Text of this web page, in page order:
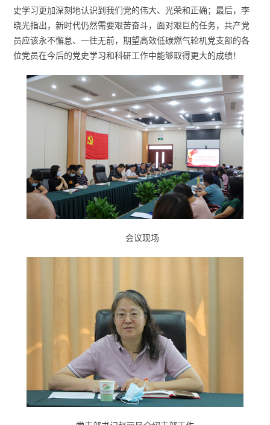
史学习更加深刻地认识到我们党的伟大、光荣和正确；最后，李
晓光指出，新时代仍然需要艰苦奋斗，面对艰巨的任务，共产党
员应该永不懈怠、一往无前，期望高效低碳燃气轮机党支部的各
位党员在今后的党史学习和科研工作中能够取得更大的成绩！
会议现场